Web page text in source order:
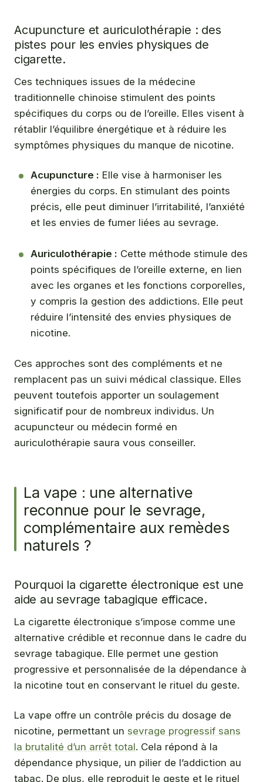
Acupuncture et auriculothérapie : des
pistes pour les envies physiques de
cigarette.
Ces techniques issues de la médecine
traditionnelle chinoise stimulent des points
spécifiques du corps ou de l’oreille. Elles visent à
rétablir l’équilibre énergétique et à réduire les
symptômes physiques du manque de nicotine.
Acupuncture : Elle vise à harmoniser les
énergies du corps. En stimulant des points
précis, elle peut diminuer l’irritabilité, l’anxiété
et les envies de fumer liées au sevrage.
Auriculothérapie : Cette méthode stimule des
points spécifiques de l’oreille externe, en lien
avec les organes et les fonctions corporelles,
y compris la gestion des addictions. Elle peut
réduire l’intensité des envies physiques de
nicotine.
Ces approches sont des compléments et ne
remplacent pas un suivi médical classique. Elles
peuvent toutefois apporter un soulagement
significatif pour de nombreux individus. Un
acupuncteur ou médecin formé en
auriculothérapie saura vous conseiller.
La vape : une alternative
reconnue pour le sevrage,
complémentaire aux remèdes
naturels ?
Pourquoi la cigarette électronique est une
aide au sevrage tabagique efficace.
La cigarette électronique s’impose comme une
alternative crédible et reconnue dans le cadre du
sevrage tabagique. Elle permet une gestion
progressive et personnalisée de la dépendance à
la nicotine tout en conservant le rituel du geste.
La vape offre un contrôle précis du dosage de
nicotine, permettant un sevrage progressif sans
la brutalité d’un arrêt total. Cela répond à la
dépendance physique, un pilier de l’addiction au
tabac. De plus, elle reproduit le geste et le rituel